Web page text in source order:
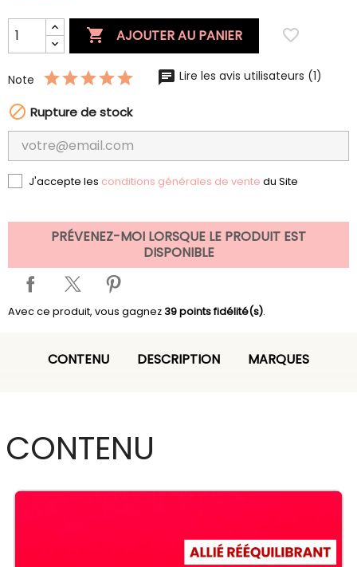
 AJOUTER AU PANIER favorite_border
Note Lire les avis utilisateurs (1)
 Rupture de stock
J'accepte les conditions générales de vente du Site
PRÉVENEZ-MOI LORSQUE LE PRODUIT EST
DISPONIBLE
Avec ce produit, vous gagnez39points fidélité(s).
CONTENU DESCRIPTION MARQUES
CONTENU